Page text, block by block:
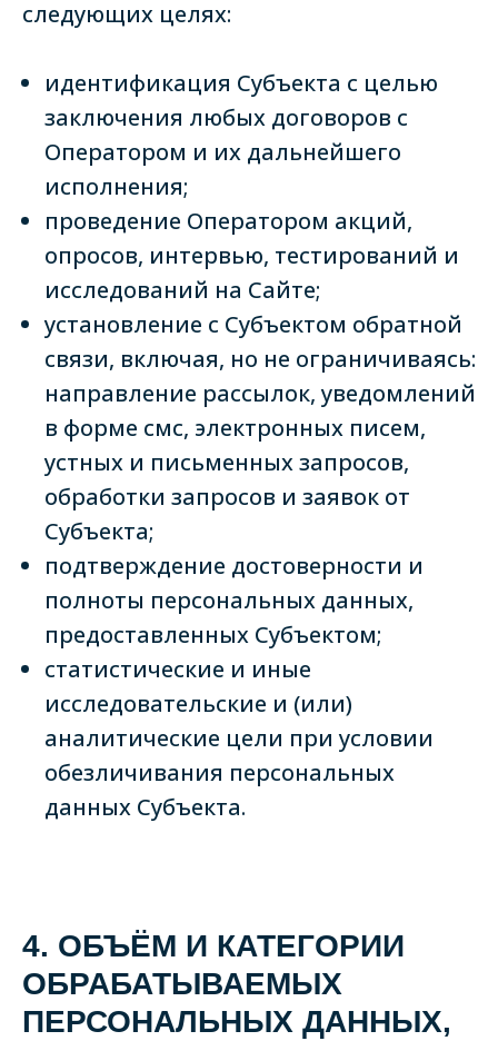
следующих целях:
идентификация Субъекта с целью
заключения любых договоров с
Оператором и их дальнейшего
исполнения;
проведение Оператором акций,
опросов, интервью, тестирований и
исследований на Сайте;
установление с Субъектом обратной
связи, включая, но не ограничиваясь:
направление рассылок, уведомлений
в форме смс, электронных писем,
устных и письменных запросов,
обработки запросов и заявок от
Субъекта;
подтверждение достоверности и
полноты персональных данных,
предоставленных Субъектом;
статистические и иные
исследовательские и (или)
аналитические цели при условии
обезличивания персональных
данных Субъекта.
4. ОБЪЁМ И КАТЕГОРИИ
ОБРАБАТЫВАЕМЫХ
ПЕРСОНАЛЬНЫХ ДАННЫХ,